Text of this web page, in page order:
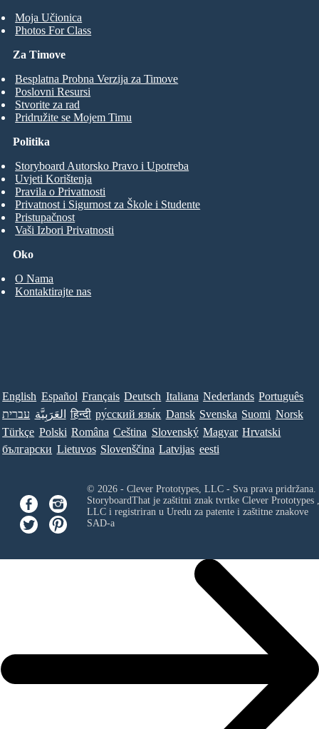
Moja Učionica
Photos For Class
Za Timove
Besplatna Probna Verzija za Timove
Poslovni Resursi
Stvorite za rad
Pridružite se Mojem Timu
Oko
O Nama
Kontaktirajte nas
Politika
Storyboard Autorsko Pravo i Upotreba
Uvjeti Korištenja
Pravila o Privatnosti
Privatnost i Sigurnost za Škole i Studente
Pristupačnost
Vaši Izbori Privatnosti
English Español Français Deutsch Italiana Nederlands Português
עברית العَرَبِيَّة हिन्दी ру́сский язы́к Dansk Svenska Suomi Norsk
Türkçe Polski Româna Ceština Slovenský Magyar Hrvatski
български Lietuvos Slovenščina Latvijas eesti
© 2026 - Clever Prototypes, LLC - Sva prava pridržana.
StoryboardThat je zaštitni znak tvrtke Clever Prototypes ,
LLCi registriran u Uredu za patente i zaštitne znakove
SAD-a